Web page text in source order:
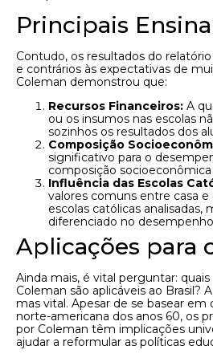
Principais
Contudo, os resultados do
e contrários às expectativas de
Coleman demonstrou que:
Recursos Financeiros: A
ou os insumos nas escolas
sozinhos os resultados dos
Composição
significativo para o
composição socioeconômica
Influência das Escolas
valores comuns entre casa e
escolas católicas
diferenciado no
Aplicações para
Ainda mais, é vital perguntar:
Coleman são aplicáveis ao Brasil?
mas vital. Apesar de se basear em
norte-americana dos anos 60, os
por Coleman têm implicações
ajudar a reformular as políticas